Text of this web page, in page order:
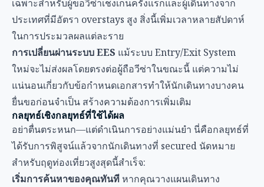
เฉพาะสำหรับผู้ขอวีซ่าเชงเกนครั้งแรกและผู้เดินทางจาก
ประเทศที่มีอัตรา overstays สูง สิ่งนี้เพิ่มเวลาหลายสัปดาห์
ในการประมวลผลแต่ละราย
การเปลี่ยนผ่านระบบ EES แม้ระบบ Entry/Exit System
ใหม่จะไม่ส่งผลโดยตรงต่อผู้ถือวีซ่าในขณะนี้ แต่ความไม่
แน่นอนเกี่ยวกับข้อกำหนดเอกสารทำให้นักเดินทางบางคน
ยื่นขอก่อนจำเป็น สร้างความต้องการเพิ่มเติม
กลยุทธ์เชิงกลยุทธ์ที่ใช้ได้ผล
อย่าตื่นตระหนก—แต่ดำเนินการอย่างแม่นยำ นี่คือกลยุทธ์ที่
ได้รับการพิสูจน์แล้วจากนักเดินทางที่ secured นัดหมาย
สำหรับฤดูท่องเที่ยวสูงสุดนี้สำเร็จ:
เริ่มการค้นหาของคุณทันทีหากคุณวางแผนเดินทาง